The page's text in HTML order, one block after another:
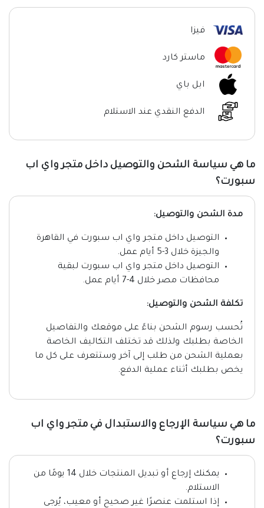
فيزا
ماستر كارد
ابل باي
الدفع النقدي عند الاستلام
ما هي سياسة الشحن والتوصيل داخل متجر واي اب
سبورت؟
مدة الشحن والتوصيل:
التوصيل داخل متجر واي اب سبورت في القاهرة
والجيزة خلال 3-5 أيام عمل.
التوصيل داخل متجر واي اب سبورت لبقية
محافظات مصر خلال 4-7 أيام عمل.
تكلفة الشحن والتوصيل:
تُحسب رسوم الشحن بناءً على موقعك والتفاصيل
الخاصة بطلبك ولذلك قد تختلف التكاليف الخاصة
بعملية الشحن من طلب إلى آخر وستتعرف على كل ما
يخص بطلبك أثناء عملية الدفع.
ما هي سياسة الإرجاع والاستبدال في متجر واي اب
سبورت؟
يمكنك إرجاع أو تبديل المنتجات خلال 14 يومًا من
الاستلام.
إذا استلمت عنصرًا غير صحيح أو معيب، يُرجى